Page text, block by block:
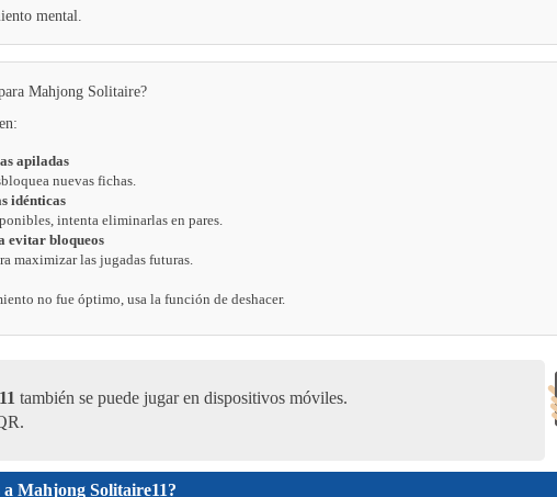
mental.
Mahjong Solitaire?
apiladas
nuevas fichas.
idénticas
intenta eliminarlas en pares.
evitar bloqueos
maximizar las jugadas futuras.
no fue óptimo, usa la función de deshacer.
también se puede jugar en dispositivos móviles.
a Mahjong Solitaire11?